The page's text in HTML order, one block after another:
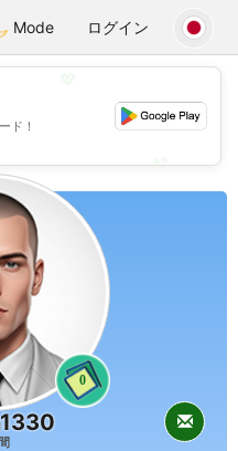
Mode ログイン
ド！
0